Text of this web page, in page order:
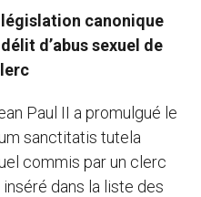
canonique
d’abus sexuel de
Paul II a promulgué le
sanctitatis tutela
commis par un clerc
dans la liste des